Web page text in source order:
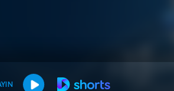
ikili